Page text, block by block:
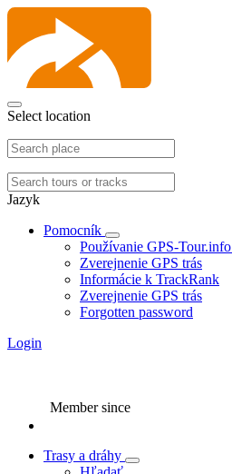
Select location
Jazyk
Pomocník
Používanie GPS-Tour.info
Zverejnenie GPS trás
Informácie k TrackRank
Zverejnenie GPS trás
Forgotten password
Login
Member since
Trasy a dráhy